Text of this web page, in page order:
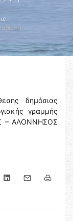
…
δημόσιας
γραμμής
– ΑΛΟΝΝΗΣΟΣ